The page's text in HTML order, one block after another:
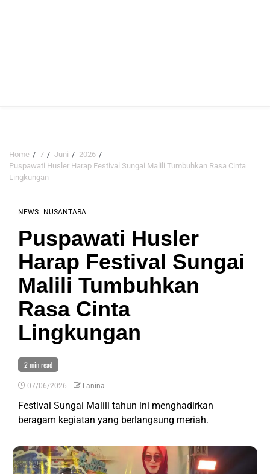
Home 7 Juni
2026
Puspawati Husler Harap Festival Sungai Malili Tumbuhkan Rasa Cinta
Lingkungan
NEWS NUSANTARA
Puspawati Husler
Harap Festival Sungai
Malili Tumbuhkan
Rasa Cinta
Lingkungan
2 min read
07/06/2026 Lanina
Festival Sungai Malili tahun ini menghadirkan
beragam kegiatan yang berlangsung meriah.